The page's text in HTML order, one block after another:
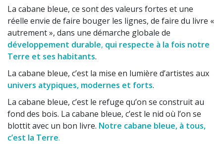
La cabane bleue, ce sont des valeurs fortes et une
réelle envie de faire bouger les lignes, de faire du livre «
autrement », dans une démarche globale de
développement durable, qui respecte à la fois notre
Terre et ses habitants.
La cabane bleue, c’est la mise en lumière d’artistes aux
univers atypiques, modernes et forts.
La cabane bleue, c’est le refuge qu’on se construit au
fond des bois. La cabane bleue, c’est le nid où l’on se
blottit avec un bon livre. Notre cabane bleue, à tous,
c’est la Terre.